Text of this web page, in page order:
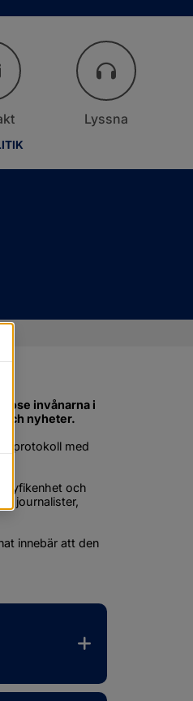
Lyssna
invånarna i
och nyheter.
protokoll med
nyfikenhet och
journalister,
innebär att den
öppnas i nytt fönster.